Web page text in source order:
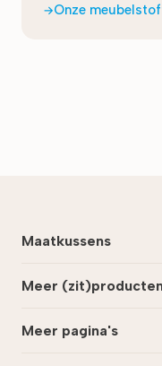
Onze
Maatkussens
Meer
Meer pagina's